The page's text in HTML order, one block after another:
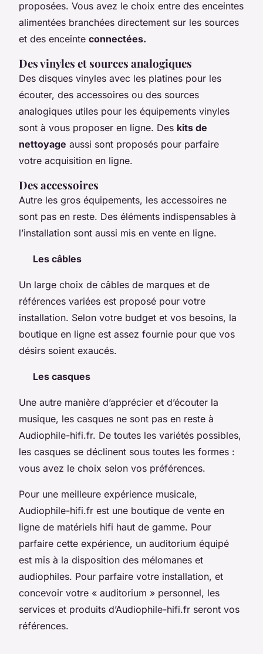
proposées. Vous avez le choix entre des enceintes
alimentées branchées directement sur les sources
et des enceinte connectées.
Des vinyles et sources analogiques
Des disques vinyles avec les platines pour les
écouter, des accessoires ou des sources
analogiques utiles pour les équipements vinyles
sont à vous proposer en ligne. Des kits de
nettoyage aussi sont proposés pour parfaire
votre acquisition en ligne.
Des accessoires
Autre les gros équipements, les accessoires ne
sont pas en reste. Des éléments indispensables à
l’installation sont aussi mis en vente en ligne.
Les câbles
Un large choix de câbles de marques et de
références variées est proposé pour votre
installation. Selon votre budget et vos besoins, la
boutique en ligne est assez fournie pour que vos
désirs soient exaucés.
Les casques
Une autre manière d’apprécier et d’écouter la
musique, les casques ne sont pas en reste à
Audiophile-hifi.fr. De toutes les variétés possibles,
les casques se déclinent sous toutes les formes :
vous avez le choix selon vos préférences.
Pour une meilleure expérience musicale,
Audiophile-hifi.fr est une boutique de vente en
ligne de matériels hifi haut de gamme. Pour
parfaire cette expérience, un auditorium équipé
est mis à la disposition des mélomanes et
audiophiles. Pour parfaire votre installation, et
concevoir votre « auditorium » personnel, les
services et produits d’Audiophile-hifi.fr seront vos
références.